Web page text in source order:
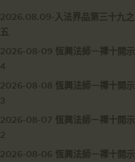
2026.08.09-入法界品第三十九之
五
2026-08-09 恆興法師－禪十開示
4
2026-08-08 恆興法師－禪十開示
3
2026-08-07 恆興法師－禪十開示
2
2026-08-06 恆興法師－禪十開示